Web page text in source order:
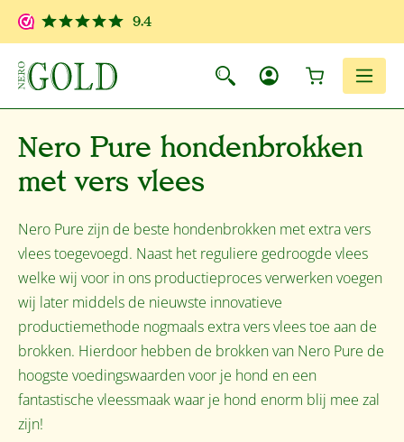
Ga naar de hoofdinhoud
9.4
Nero Pure hondenbrokken
met vers vlees
Nero Pure zijn de beste hondenbrokken met extra vers
vlees toegevoegd. Naast het reguliere gedroogde vlees
welke wij voor in ons productieproces verwerken voegen
wij later middels de nieuwste innovatieve
productiemethode nogmaals extra vers vlees toe aan de
brokken. Hierdoor hebben de brokken van Nero Pure de
hoogste voedingswaarden voor je hond en een
fantastische vleessmaak waar je hond enorm blij mee zal
zijn!